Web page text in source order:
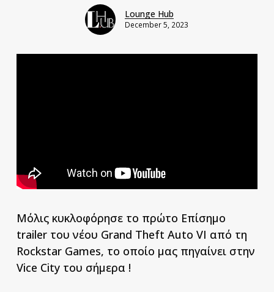
Lounge Hub
December 5, 2023
Μόλις κυκλοφόρησε το πρώτο Επίσημο
trailer του νέου Grand Theft Auto VI από τη
Rockstar Games, το οποίο μας πηγαίνει στην
Vice City του σήμερα !